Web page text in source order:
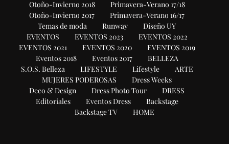
Otoño-Invierno 2018
Primavera-Verano 17/18
Otoño-Invierno 2017
Primavera-Verano 16/17
Temas de moda
Runway
Diseño UY
EVENTOS
EVENTOS 2023
EVENTOS 2022
EVENTOS 2021
EVENTOS 2020
EVENTOS 2019
Eventos 2018
Eventos 2017
BELLEZA
S.O.S. Belleza
LIFESTYLE Lifestyle
ARTE
MUJERES PODEROSAS
Dress Weeks
Deco & Design
Dress Photo Tour
DRESS
Editoriales
Eventos Dress
Backstage
Backstage TV
HOME